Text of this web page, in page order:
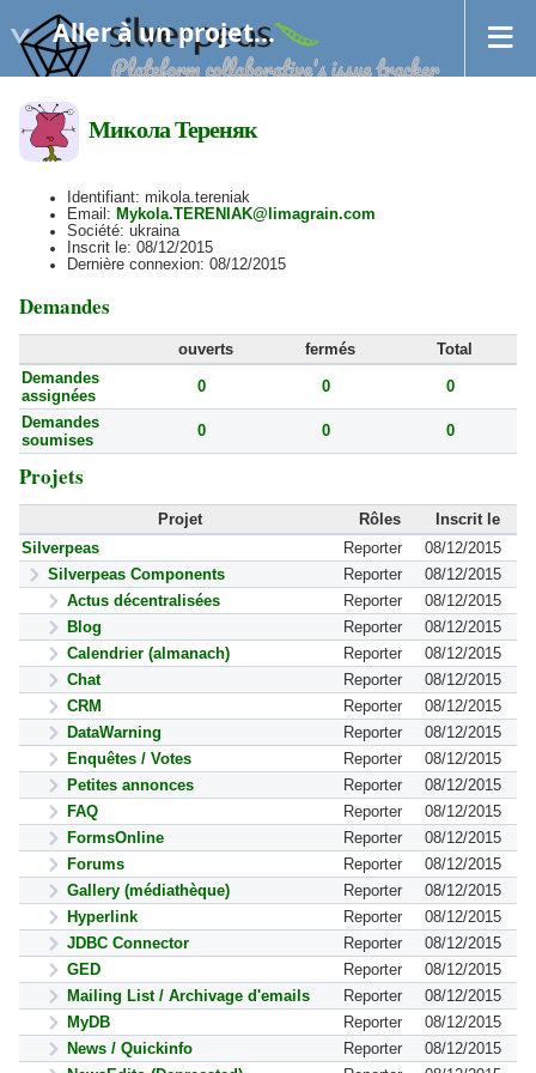
Aller à un projet...
Микола Тереняк
Identifiant: mikola.tereniak
Email: Mykola.TERENIAK@limagrain.com
Société: ukraina
Inscrit le: 08/12/2015
Dernière connexion: 08/12/2015
Demandes
ouverts fermés
Total
Demandes
assignées
0 0
0
Demandes
soumises
0 0 0
Projets
Projet Rôles
Inscrit le
Silverpeas
Reporter
08/12/2015
Silverpeas Components
Reporter
08/12/2015
Actus décentralisées
Reporter
08/12/2015
Blog
Reporter
08/12/2015
Calendrier (almanach)
Reporter
08/12/2015
Chat
Reporter
08/12/2015
CRM
Reporter
08/12/2015
DataWarning
Reporter
08/12/2015
Enquêtes / Votes
Reporter
08/12/2015
Petites annonces
Reporter
08/12/2015
FAQ
Reporter
08/12/2015
FormsOnline
Reporter
08/12/2015
Forums
Reporter
08/12/2015
Gallery (médiathèque)
Reporter
08/12/2015
Hyperlink
Reporter
08/12/2015
JDBC Connector
Reporter
08/12/2015
GED
Reporter
08/12/2015
Mailing List / Archivage d'emails
Reporter
08/12/2015
MyDB
Reporter
08/12/2015
News / Quickinfo
Reporter
08/12/2015